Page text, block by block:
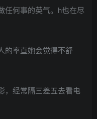
何事的英气。h也在尽
率直她会觉得不舒
经常隔三差五去看电